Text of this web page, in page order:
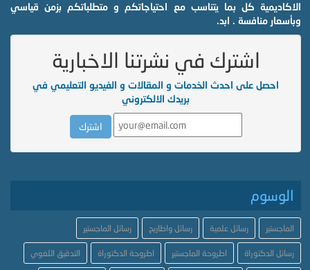
الاكاديمية كل بما يتناسب مع احتياجاتكم و متطلباتكم بزمن قياسي
وبأسعار منافسة . ابد.
اشترك في نشرتنا الاخبارية
احصل على احدث الخدمات و المقالات و الفيديو التعليمي في
بريدك الالكتروني
الوسوم
الماجستير رسائل علمية رسائل واطاريح رسائل الماجستير
رسائل الدكتوراة اطروحة الماجستير اطروحة الدكتوراة التدقيق اللغوي